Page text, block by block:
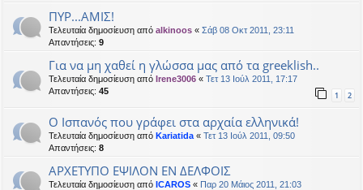
ΠΥΡ...ΑΜΙΣ!
Τελευταία δημοσίευση από alkinoos « Σάβ 08 Οκτ 2011, 23:11
Απαντήσεις: 9
Για να μη χαθεί η γλώσσα μας από τα greeklish..
Τελευταία δημοσίευση από Irene3006 « Τετ 13 Ιούλ 2011, 17:17
Απαντήσεις: 45 1 2
Ο Ισπανός που γράφει στα αρχαία ελληνικά!
Τελευταία δημοσίευση από Kariatida « Τετ 13 Ιούλ 2011, 09:50
Απαντήσεις: 8
ΑΡΧΕΤΥΠΟ ΕΨΙΛΟΝ ΕΝ ΔΕΛΦΟΙΣ
Τελευταία δημοσίευση από ICAROS « Παρ 20 Μάιος 2011, 21:03